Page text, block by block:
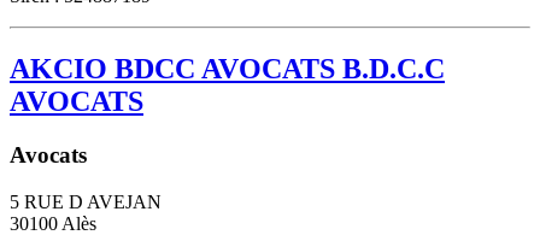
AKCIO BDCC AVOCATS B.D.C.C
AVOCATS
Avocats
5 RUE D AVEJAN
30100 Alès